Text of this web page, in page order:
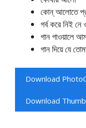
কোন্‌ আলোতে
গর্ব করে নিই নে
গান গাওয়ালে
গান দিয়ে যে
Download
Download